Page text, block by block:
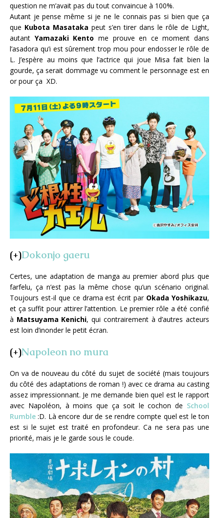
question ne m’avait pas du tout convaincue à 100%.
Autant je pense même si je ne le connais pas si bien que ça
que Kubota Masataka peut s’en tirer dans le rôle de Light,
autant Yamazaki Kento me prouve en ce moment dans
l’asadora qu’i est sûrement trop mou pour endosser le rôle de
L. J’espère au moins que l’actrice qui joue Misa fait bien la
gourde, ça serait dommage vu comment le personnage est en
or pour ça XD.
(+)Dokonjo gaeru
Certes, une adaptation de manga au premier abord plus que
farfelu, ça n’est pas la même chose qu’un scénario original.
Toujours est-il que ce drama est écrit par Okada Yoshikazu,
et ça suffit pour attirer l’attention. Le premier rôle a été confié
à Matsuyama Kenichi, qui contrairement à d’autres acteurs
est loin d’inonder le petit écran.
(+)Napoleon no mura
On va de nouveau du côté du sujet de société (mais toujours
du côté des adaptations de roman !) avec ce drama au casting
assez impressionnant. Je me demande bien quel est le rapport
avec Napoléon, à moins que ça soit le cochon de School
Rumble :D. Là encore dur de se rendre compte quel est le ton
est si le sujet est traité en profondeur. Ca ne sera pas une
priorité, mais je le garde sous le coude.